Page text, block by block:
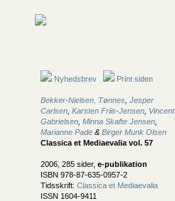
Nyhedsbrev Print siden
Bekker-Nielsen, Tønnes Jesper
Carlsen Karsten Friis-Jensen Vincent
Gabrielsen Minna Skafte Jensen
Marianne Pade & Birger Munk Olsen
Classica et Mediaevalia vol. 57
2006, 285 sider, e-publikation
ISBN 978-87-635-0957-2
Tidsskrift: Classica et Mediaevalia
ISSN 1604-9411